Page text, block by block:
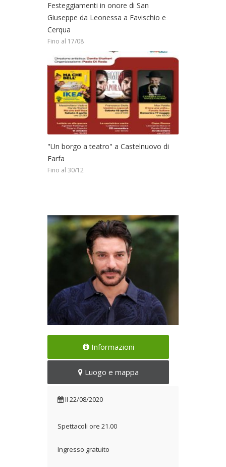
Festeggiamenti in onore di San
Giuseppe da Leonessa a Favischio e
Cerqua
Fino al 17/08
"Un borgo a teatro" a Castelnuovo di
Farfa
Fino al 30/12
XXVII Festival del Teatro
Anagni
Il 22/08/2020
Informazioni
Luogo e mappa
Il 22/08/2020
Spettacoli ore 21.00
Ingresso gratuito